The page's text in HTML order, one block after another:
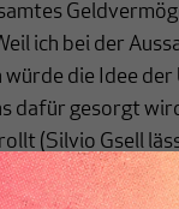
ich bei der
die Idee
dafür gesorgt
(Silvio Gsell
warnen